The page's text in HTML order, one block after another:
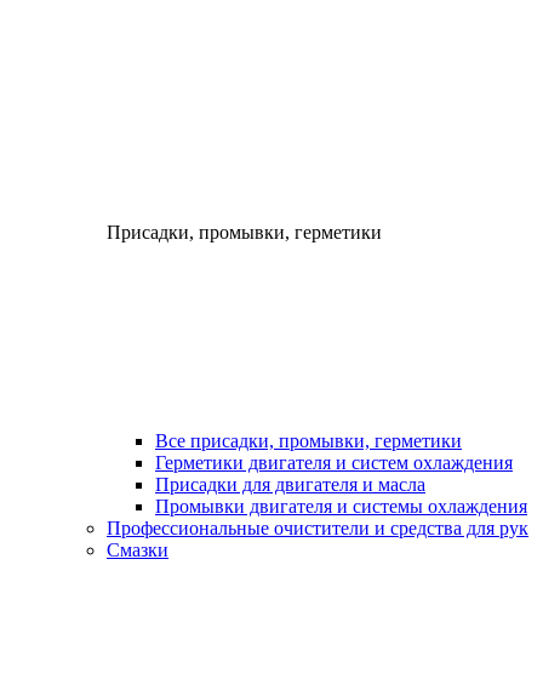
Присадки, промывки, герметики
Все присадки, промывки, герметики
Герметики двигателя и систем охлаждения
Присадки для двигателя и масла
Промывки двигателя и системы охлаждения
Профессиональные очистители и средства для рук
Смазки